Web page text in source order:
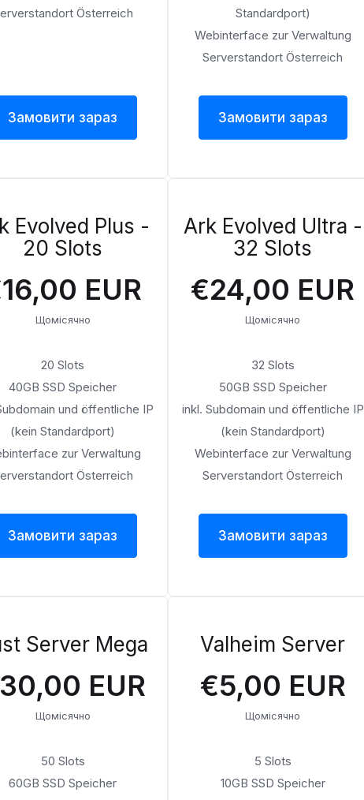
Österreich
Замовити зараз
Standardport)
Webinterface zur Verwaltung
Serverstandort Österreich
Замовити зараз
Evolved Plus -
20 Slots
EUR
Щомісячно
20 Slots
40GB SSD Speicher
und öffentliche IP
(kein Standardport)
zur Verwaltung
Österreich
Замовити зараз
Ark Evolved Ultra -
32 Slots
€24,00 EUR
Щомісячно
32 Slots
50GB SSD Speicher
inkl. Subdomain und öffentliche IP
(kein Standardport)
Webinterface zur Verwaltung
Serverstandort Österreich
Замовити зараз
Server Mega
EUR
Щомісячно
50 Slots
60GB SSD Speicher
Valheim Server
€5,00 EUR
Щомісячно
5 Slots
10GB SSD Speicher